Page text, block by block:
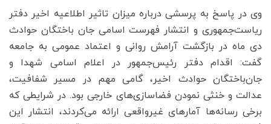
وی در پاسخ به پرسشی درباره میزان تاثیر اطلاعیه اخیر دفتر
ریاست‌جمهوری و انتشار فهرست اسامی جان باختگان حوادث
دی ماه در بازگشت آرامش روانی و اعتماد عمومی به جامعه
گفت: اقدام دفتر رئیس‌جمهور در اعلام اسامی شهدا و
جان‌باختگان حوادث اخیر، گامی مهم در مسیر شفافیت،
عدالت و خنثی‌ نمودن فضاسازی‌های خارجی بود. در شرایطی که
برخی رسانه‌ها آمارهای غیرواقعی ارائه می‌کردند، انتشار این